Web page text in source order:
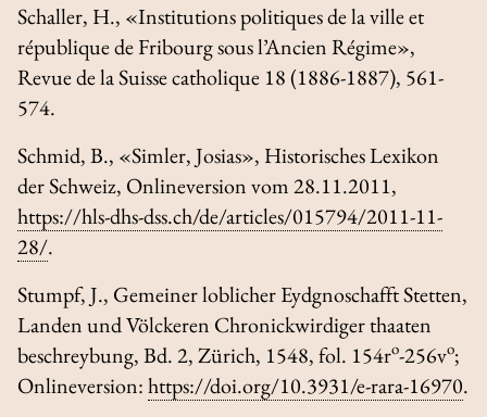
Schaller, H., «Institutions politiques de la ville et
république de Fribourg sous l’Ancien Régime»,
Revue de la Suisse catholique 18 (1886-1887), 561-
574.
Schmid, B., «Simler, Josias», Historisches Lexikon
der Schweiz, Onlineversion vom 28.11.2011,
https://hls-dhs-dss.ch/de/articles/015794/2011-11-
28/.
Stumpf, J., Gemeiner loblicher Eydgnoschafft Stetten,
Landen und Völckeren Chronickwirdiger thaaten
beschreybung, Bd. 2, Zürich, 1548, fol. 154ro-256vo;
Onlineversion:https://doi.org/10.3931/e-rara-16970.